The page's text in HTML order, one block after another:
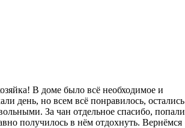
В доме было всё необходимое и
день, но всем всё понравилось, остались
За чан отдельное спасибо, попали
получилось в нём отдохнуть. Вернёмся